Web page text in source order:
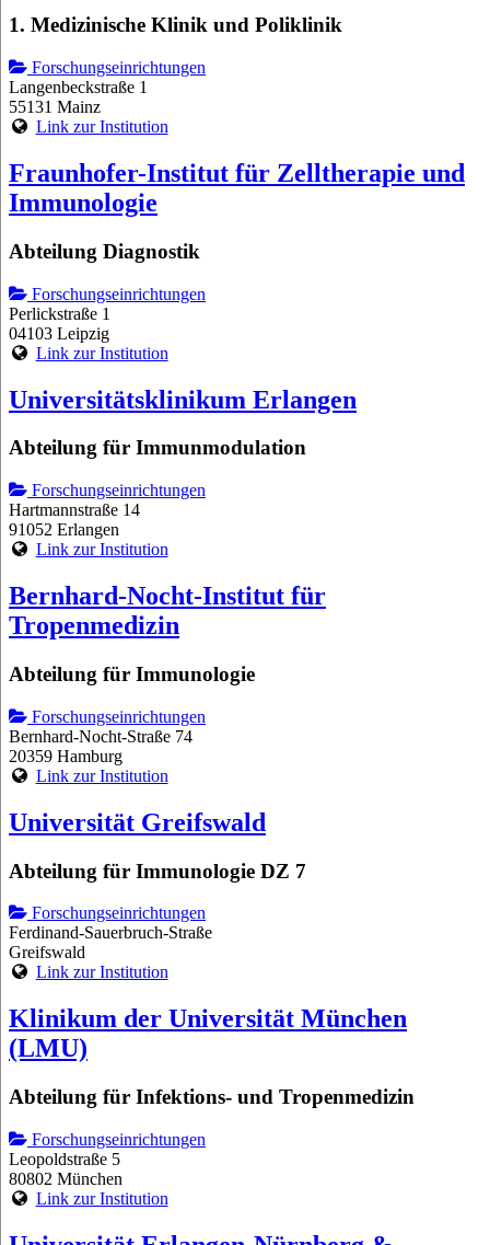
1. Medizinische Klinik und Poliklinik
Forschungseinrichtungen
Langenbeckstraße 1
55131 Mainz
Link zur Institution
Fraunhofer-Institut für Zelltherapie und
Immunologie
Abteilung Diagnostik
Forschungseinrichtungen
Perlickstraße 1
04103 Leipzig
Link zur Institution
Universitätsklinikum Erlangen
Abteilung für Immunmodulation
Forschungseinrichtungen
Hartmannstraße 14
91052 Erlangen
Link zur Institution
Bernhard-Nocht-Institut für
Tropenmedizin
Abteilung für Immunologie
Forschungseinrichtungen
Bernhard-Nocht-Straße 74
20359 Hamburg
Link zur Institution
Universität Greifswald
Abteilung für Immunologie DZ 7
Forschungseinrichtungen
Ferdinand-Sauerbruch-Straße
Greifswald
Link zur Institution
Klinikum der Universität München
(LMU)
Abteilung für Infektions- und Tropenmedizin
Forschungseinrichtungen
Leopoldstraße 5
80802 München
Link zur Institution